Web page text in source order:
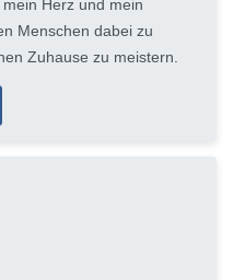
Herz und mein
Menschen dabei zu
Zuhause zu meistern.